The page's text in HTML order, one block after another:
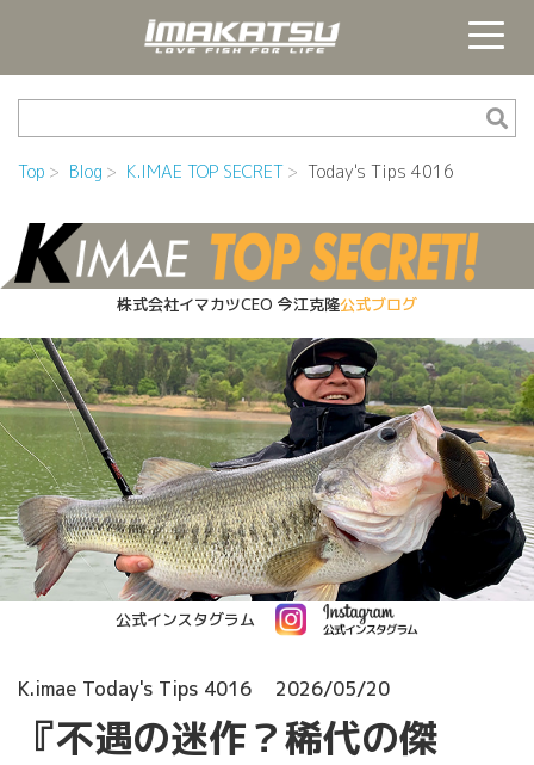
Top Blog K.IMAE TOP SECRET Today's Tips 4016
株式会社イマカツCEO 今江克隆公式ブログ
公式インスタグラム
K.imae Today's Tips 4016 2026/05/20
『不遇の迷作？稀代の傑